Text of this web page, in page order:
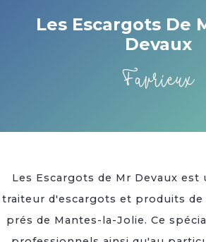
Les Escargots De
Devaux
Favrieux
Les Escargots de Mr Devaux
traiteur d'escargots et produits
prés de Mantes-la-Jolie. Ce